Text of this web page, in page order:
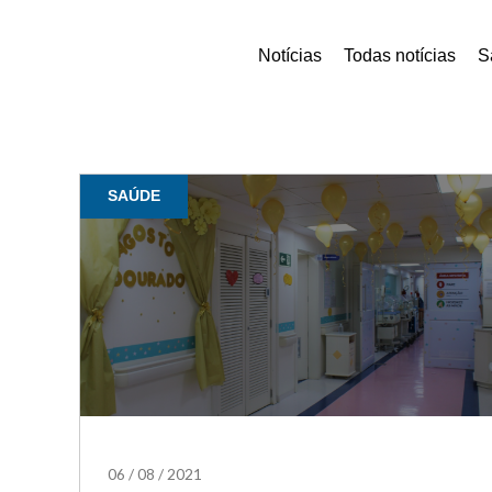
Notícias Todas notícias
SAÚDE
06 /08 /2021